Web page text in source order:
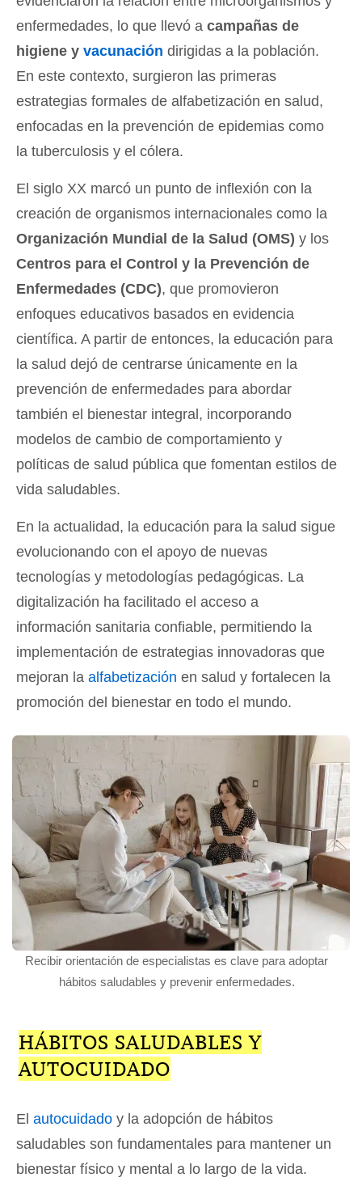
enfermedades, lo que llevó a campañas de
higiene y vacunación dirigidas a la población.
En este contexto, surgieron las primeras
estrategias formales de alfabetización en salud,
enfocadas en la prevención de epidemias como
la tuberculosis y el cólera.
El siglo XX marcó un punto de inflexión con la
creación de organismos internacionales como la
Organización Mundial de la Salud (OMS) y los
Centros para el Control y la Prevención de
Enfermedades (CDC), que promovieron
enfoques educativos basados en evidencia
científica. A partir de entonces, la educación para
la salud dejó de centrarse únicamente en la
prevención de enfermedades para abordar
también el bienestar integral, incorporando
modelos de cambio de comportamiento y
políticas de salud pública que fomentan estilos de
vida saludables.
En la actualidad, la educación para la salud sigue
evolucionando con el apoyo de nuevas
tecnologías y metodologías pedagógicas. La
digitalización ha facilitado el acceso a
información sanitaria confiable, permitiendo la
implementación de estrategias innovadoras que
mejoran la alfabetización en salud y fortalecen la
promoción del bienestar en todo el mundo.
Recibir orientación de especialistas es clave para adoptar
hábitos saludables y prevenir enfermedades.
HÁBITOS SALUDABLES Y
AUTOCUIDADO
El autocuidado y la adopción de hábitos
saludables son fundamentales para mantener un
bienestar físico y mental a lo largo de la vida.